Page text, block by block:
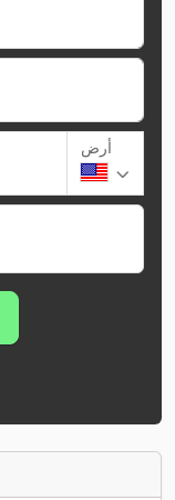
أرض